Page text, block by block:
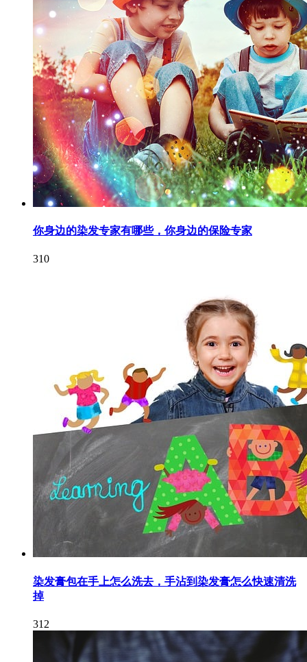
你身边的染发专家有哪些，你身边的保险专家
310
染发膏包在手上怎么洗去，手沾到染发膏怎么快速清洗
掉
312